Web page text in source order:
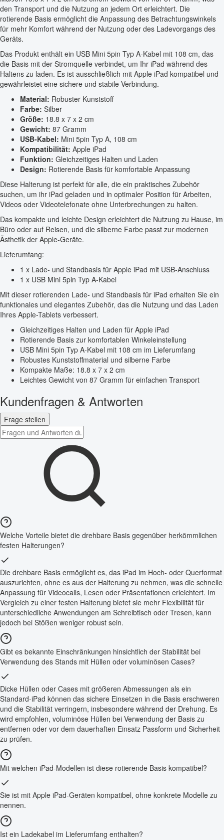
den Transport und die Nutzung an jedem Ort erleichtert. Die
rotierende Basis ermöglicht die Anpassung des Betrachtungswinkels
für mehr Komfort während der Nutzung oder des Ladevorgangs des
Geräts.
Das Produkt enthält ein USB Mini 5pin Typ A-Kabel mit 108 cm, das
die Basis mit der Stromquelle verbindet, um Ihr iPad während des
Haltens zu laden. Es ist ausschließlich mit Apple iPad kompatibel und
gewährleistet eine sichere und stabile Verbindung.
Material: Robuster Kunststoff
Farbe: Silber
Größe: 18.8 x 7 x 2 cm
Gewicht: 87 Gramm
USB-Kabel: Mini 5pin Typ A, 108 cm
Kompatibilität: Apple iPad
Funktion: Gleichzeitiges Halten und Laden
Design: Rotierende Basis für komfortable Anpassung
Diese Halterung ist perfekt für alle, die ein praktisches Zubehör
suchen, um ihr iPad geladen und in optimaler Position für Arbeiten,
Videos oder Videotelefonate ohne Unterbrechungen zu halten.
Das kompakte und leichte Design erleichtert die Nutzung zu Hause, im
Büro oder auf Reisen, und die silberne Farbe passt zur modernen
Ästhetik der Apple-Geräte.
Lieferumfang:
1 x Lade- und Standbasis für Apple iPad mit USB-Anschluss
1 x USB Mini 5pin Typ A-Kabel
Mit dieser rotierenden Lade- und Standbasis für iPad erhalten Sie ein
funktionales und elegantes Zubehör, das die Nutzung und das Laden
Ihres Apple-Tablets verbessert.
Gleichzeitiges Halten und Laden für Apple iPad
Rotierende Basis zur komfortablen Winkeleinstellung
USB Mini 5pin Typ A-Kabel mit 108 cm im Lieferumfang
Robustes Kunststoffmaterial und silberne Farbe
Kompakte Maße: 18.8 x 7 x 2 cm
Leichtes Gewicht von 87 Gramm für einfachen Transport
Kundenfragen & Antworten
Frage stellen
Welche Vorteile bietet die drehbare Basis gegenüber herkömmlichen
festen Halterungen?
Die drehbare Basis ermöglicht es, das iPad im Hoch- oder Querformat
auszurichten, ohne es aus der Halterung zu nehmen, was die schnelle
Anpassung für Videocalls, Lesen oder Präsentationen erleichtert. Im
Vergleich zu einer festen Halterung bietet sie mehr Flexibilität für
unterschiedliche Anwendungen am Schreibtisch oder Tresen, kann
jedoch bei Stößen weniger robust sein.
Gibt es bekannte Einschränkungen hinsichtlich der Stabilität bei
Verwendung des Stands mit Hüllen oder voluminösen Cases?
Dicke Hüllen oder Cases mit größeren Abmessungen als ein
Standard-iPad können das sichere Einsetzen in die Basis erschweren
und die Stabilität verringern, insbesondere während der Drehung. Es
wird empfohlen, voluminöse Hüllen bei Verwendung der Basis zu
entfernen oder vor dem dauerhaften Einsatz Passform und Sicherheit
zu prüfen.
Mit welchen iPad-Modellen ist diese rotierende Basis kompatibel?
Sie ist mit Apple iPad-Geräten kompatibel, ohne konkrete Modelle zu
nennen.
Ist ein Ladekabel im Lieferumfang enthalten?